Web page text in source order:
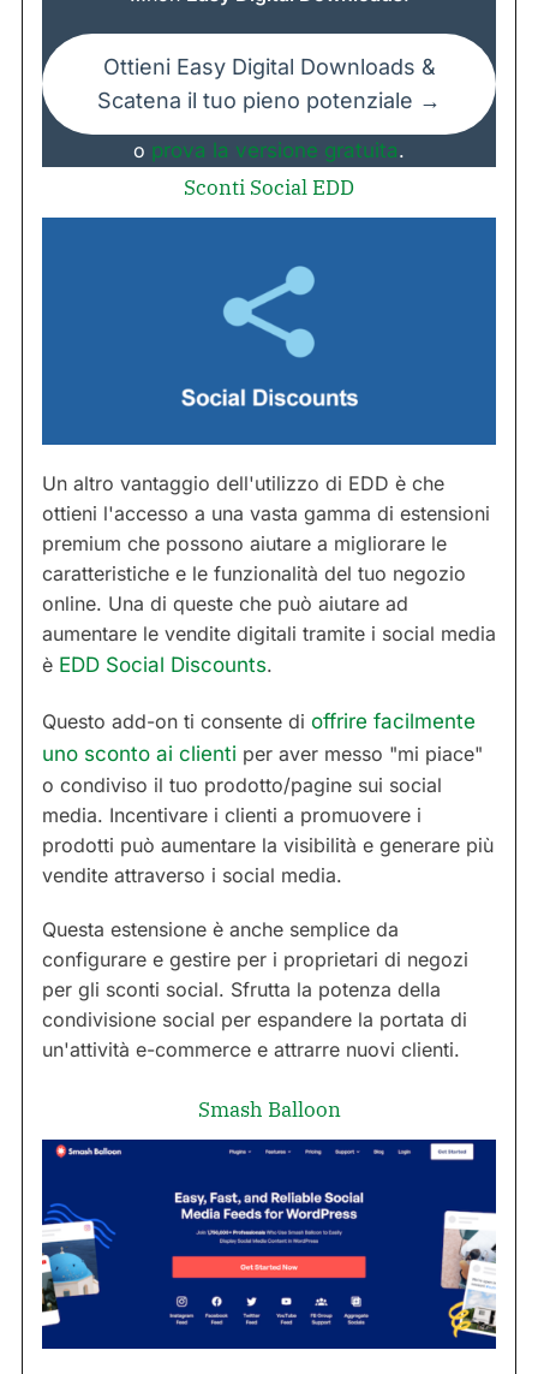
Ottieni Easy Digital Downloads &
Scatena il tuo pieno potenziale →
o prova la versione gratuita.
Sconti Social EDD
Un altro vantaggio dell'utilizzo di EDD è che
ottieni l'accesso a una vasta gamma di estensioni
premium che possono aiutare a migliorare le
caratteristiche e le funzionalità del tuo negozio
online. Una di queste che può aiutare ad
aumentare le vendite digitali tramite i social media
è EDD Social Discounts.
Questo add-on ti consente di offrire facilmente
uno sconto ai clienti per aver messo "mi piace"
o condiviso il tuo prodotto/pagine sui social
media. Incentivare i clienti a promuovere i
prodotti può aumentare la visibilità e generare più
vendite attraverso i social media.
Questa estensione è anche semplice da
configurare e gestire per i proprietari di negozi
per gli sconti social. Sfrutta la potenza della
condivisione social per espandere la portata di
un'attività e-commerce e attrarre nuovi clienti.
Smash Balloon